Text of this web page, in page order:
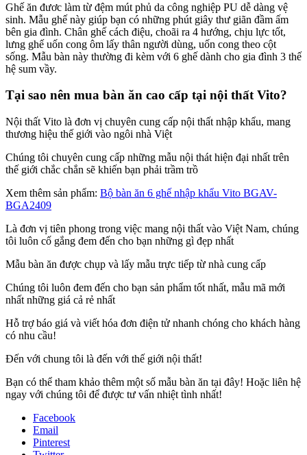
Ghế ăn đươc làm từ đệm mút phủ da công nghiệp PU dễ dàng vệ
sinh. Mẫu ghế này giúp bạn có những phút giây thư giãn đầm ấm
bên gia đình. Chân ghế cách điệu, choãi ra 4 hướng, chịu lực tốt,
lưng ghế uốn cong ôm lấy thân người dùng, uốn cong theo cột
sống. Mẫu bàn này thường đi kèm với 6 ghế dành cho gia đình 3 thế
hệ sum vầy.
Tại sao nên mua bàn ăn cao cấp tại nội thất Vito?
Nội thất Vito là đơn vị chuyên cung cấp nội thất nhập khẩu, mang
thương hiệu thế giới vào ngôi nhà Việt
Chúng tôi chuyên cung cấp những mẫu nội thát hiện đại nhất trên
thế giới chắc chắn sẽ khiến bạn phải trầm trồ
Xem thêm sản phẩm: Bộ bàn ăn 6 ghế nhập khẩu Vito BGAV-
BGA2409
Là đơn vị tiên phong trong việc mang nội thất vào Việt Nam, chúng
tôi luôn cố gắng đem đến cho bạn những gì đẹp nhất
Mẫu bàn ăn được chụp và lấy mẫu trực tiếp từ nhà cung cấp
Chúng tôi luôn đem đến cho bạn sản phẩm tốt nhất, mẫu mã mới
nhất những giá cả rẻ nhất
Hỗ trợ báo giá và viết hóa đơn điện tử nhanh chóng cho khách hàng
có nhu cầu!
Đến với chung tôi là đến với thế giới nội thất!
Bạn có thể tham khảo thêm một số mẫu bàn ăn tại đây! Hoặc liên hệ
ngay với chúng tôi để được tư vấn nhiệt tình nhất!
Facebook
Email
Pinterest